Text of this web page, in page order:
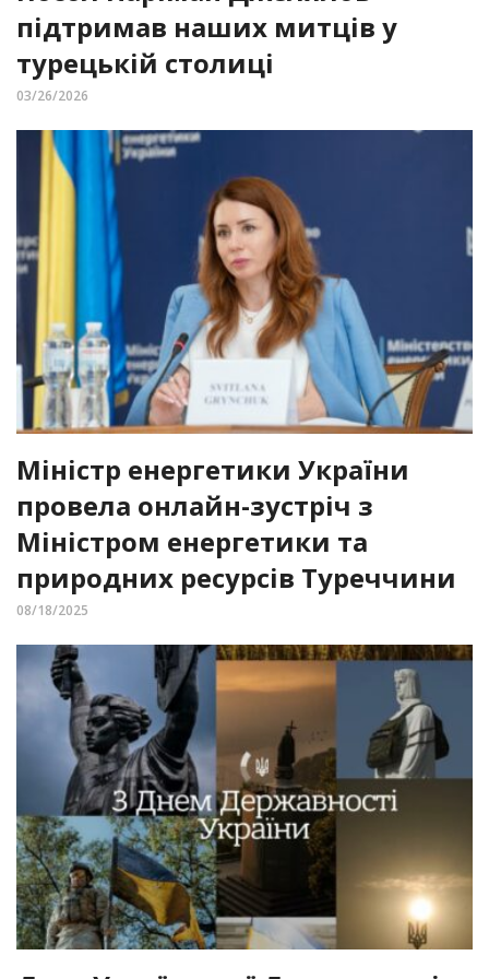
підтримав наших митців у
турецькій столиці
03/26/2026
Міністр енергетики України
провела онлайн-зустріч з
Міністром енергетики та
природних ресурсів Туреччини
08/18/2025